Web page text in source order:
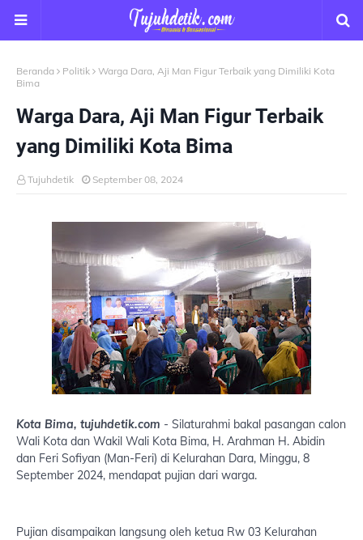
Beranda Politik
Warga Dara, Aji Man Figur Terbaik yang Dimiliki Kota
Bima
Warga Dara, Aji Man Figur Terbaik
yang Dimiliki Kota Bima
Tujuhdetik September 08, 2024
Kota Bima, tujuhdetik.com - Silaturahmi bakal pasangan calon
Wali Kota dan Wakil Wali Kota Bima, H. Arahman H. Abidin
dan Feri Sofiyan (Man-Feri) di Kelurahan Dara, Minggu, 8
September 2024, mendapat pujian dari warga.
Pujian disampaikan langsung oleh ketua Rw 03 Kelurahan